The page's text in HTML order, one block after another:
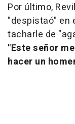
Por último,
"despistaó" en
tacharle de
"Este señor
hacer un